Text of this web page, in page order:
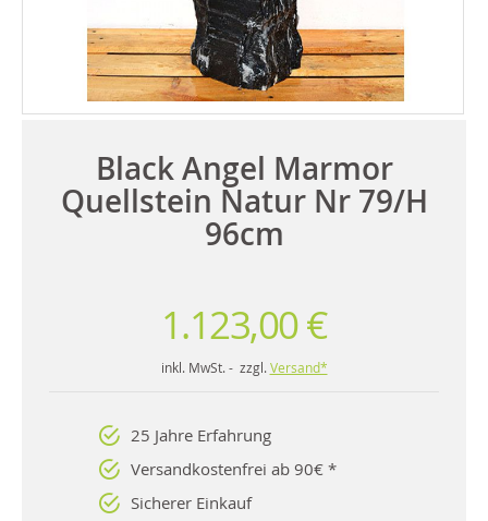
Black Angel Marmor
Quellstein Natur Nr 79/H
96cm
1.123,00 €
inkl. MwSt. - zzgl. Versand*
25 Jahre Erfahrung
Versandkostenfrei ab 90€ *
Sicherer Einkauf